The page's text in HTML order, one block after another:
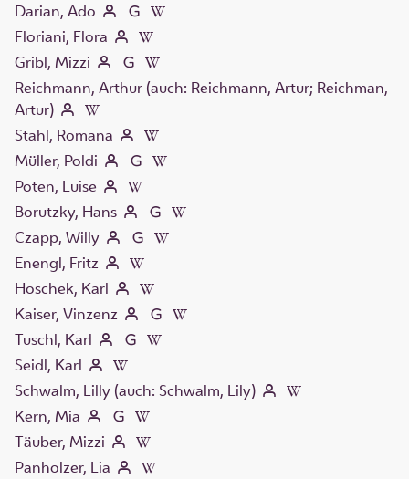
Darian, Ado
Floriani, Flora
Gribl, Mizzi
Reichmann, Arthur (auch: Reichmann, Artur; Reichman,
Artur)
Stahl, Romana
Müller, Poldi
Poten, Luise
Borutzky, Hans
Czapp, Willy
Enengl, Fritz
Hoschek, Karl
Kaiser, Vinzenz
Tuschl, Karl
Seidl, Karl
Schwalm, Lilly (auch: Schwalm, Lily)
Kern, Mia
Täuber, Mizzi
Panholzer, Lia